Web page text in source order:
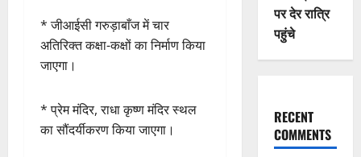
* जीआईसी गरुड़ाबाँज में चार
अतिरिक्त कक्षा-कक्षों का निर्माण किया
जाएगा।
* प्रेम मंदिर, राधा कृष्ण मंदिर स्थल
का सौंदर्यीकरण किया जाएगा।
पर देर रात्रि
पहुंचे
RECENT
COMMENTS